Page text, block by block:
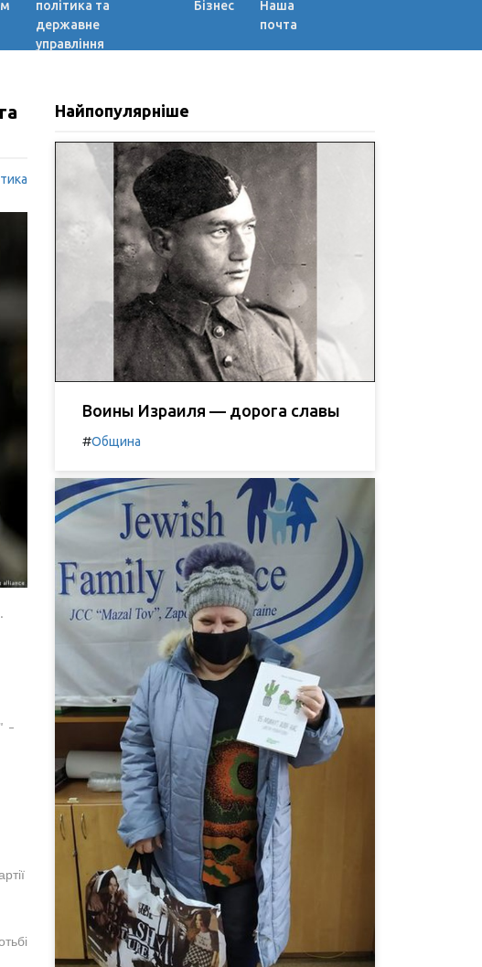
політика та
державне
управління
Бізнес
Наша
почта
-
Найпопулярніше
Воины Израиля — дорога славы
#Община